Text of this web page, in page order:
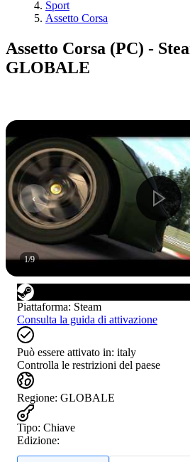
Sport
Assetto Corsa
Assetto Corsa (PC) -
GLOBALE
1/9
Piattaforma: Steam
Consulta la guida di attivazione
Può essere attivato in: italy
Controlla le restrizioni del paese
Regione: GLOBALE
Tipo: Chiave
Edizione: